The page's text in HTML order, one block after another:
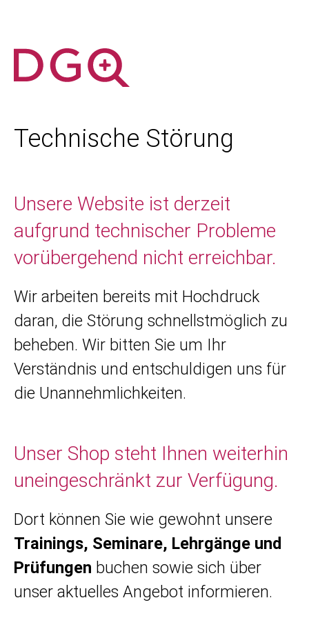
Technische Störung
Unsere Website ist derzeit
aufgrund technischer Probleme
vorübergehend nicht erreichbar.
Wir arbeiten bereits mit Hochdruck
daran, die Störung schnellstmöglich zu
beheben. Wir bitten Sie um Ihr
Verständnis und entschuldigen uns für
die Unannehmlichkeiten.
Unser Shop steht Ihnen weiterhin
uneingeschränkt zur Verfügung.
Dort können Sie wie gewohnt unsere
Trainings, Seminare, Lehrgänge und
Prüfungen buchen sowie sich über
unser aktuelles Angebot informieren.